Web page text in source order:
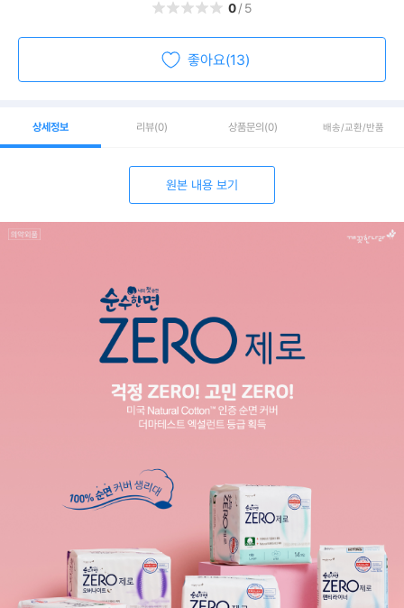
0/5
좋아요(13)
상세정보 리뷰(0) 상품문의 (0) 배송/교환/반품
원본 내용 보기